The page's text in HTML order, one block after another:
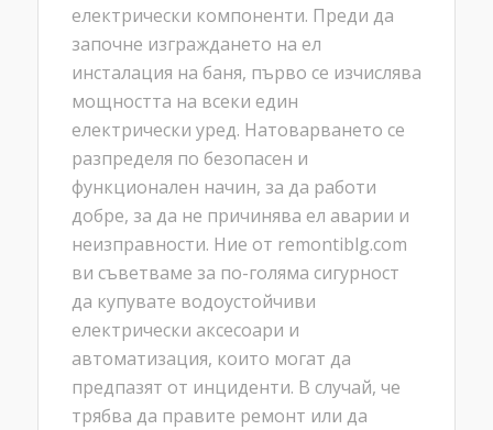
електрически компоненти. Преди да
започне изграждането на ел
инсталация на баня, първо се изчислява
мощността на всеки един
електрически уред. Натоварването се
разпределя по безопасен и
функционален начин, за да работи
добре, за да не причинява ел аварии и
неизправности. Ние от remontiblg.com
ви съветваме за по-голяма сигурност
да купувате водоустойчиви
електрически аксесоари и
автоматизация, които могат да
предпазят от инциденти. В случай, че
трябва да правите ремонт или да